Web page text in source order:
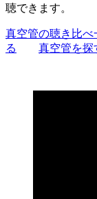
聴できます。
真空管の聴き比べ
る
真空管を探